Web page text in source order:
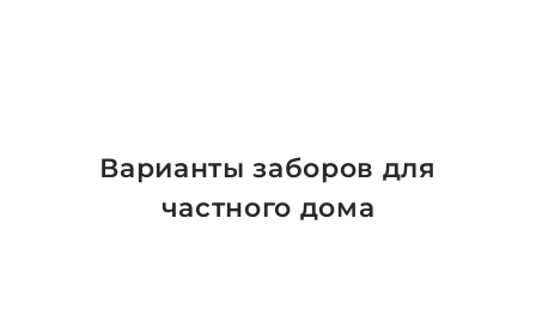
Варианты заборов для
частного дома